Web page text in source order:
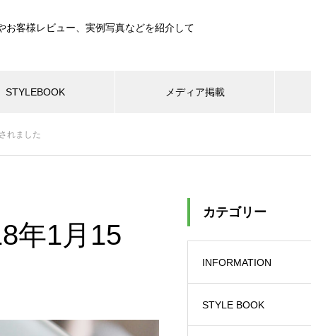
お客様レビュー、実例写真などを紹介して
STYLEBOOK メディア掲載
れました
年1月15
カテゴリー
INFORMATION
STYLE BOOK